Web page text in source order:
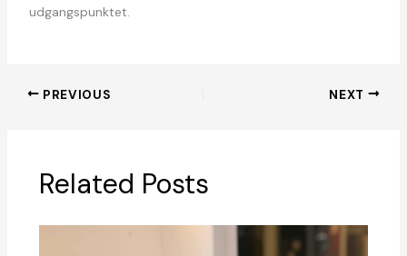
udgangspunktet.
PREVIOUS NEXT
Related Posts